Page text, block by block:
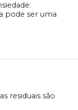
pode ser uma
residuais são